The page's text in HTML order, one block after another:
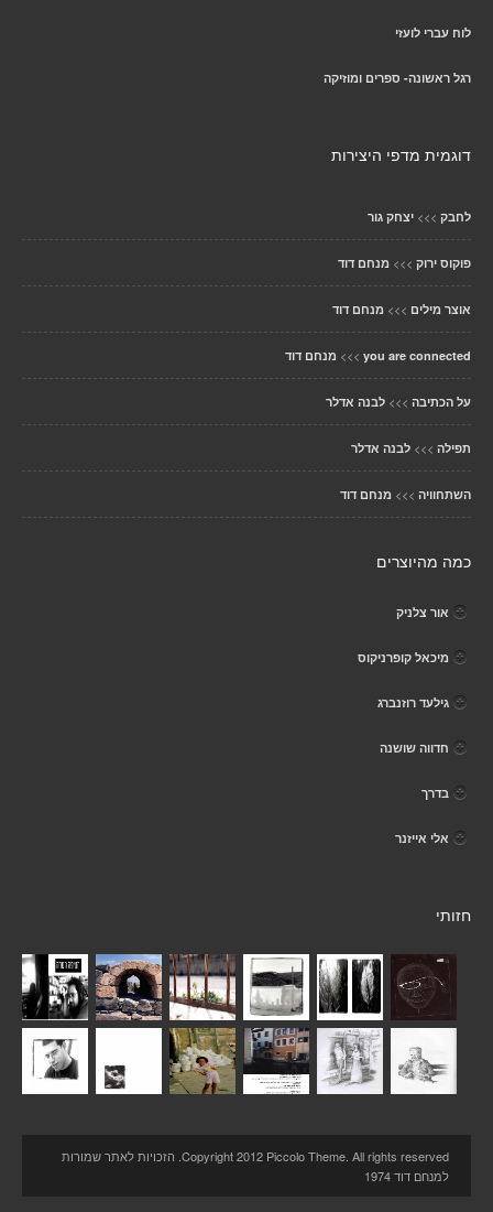
לוח עברי לועזי
רגל ראשונה- ספרים ומוזיקה
דוגמית מדפי היצירות
לחבק >>> יצחק גור
פוקוס ירוק >>> מנחם דוד
אוצר מילים >>> מנחם דוד
you are connected
>>> מנחם דוד
על הכתיבה >>> לבנה אדלר
תפילה >>> לבנה אדלר
השתחוויה >>> מנחם דוד
כמה מהיוצרים
אור צלניק
מיכאל קופרניקוס
גילעד רוזנברג
חדווה שושנה
בדרך
אלי אייזנר
חזותי
Copyright 2012 Piccolo Theme. All rights reserved. הזכויות לאתר שמורות
למנחם דוד 1974